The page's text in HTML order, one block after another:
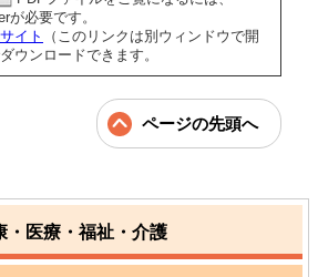
が必要です。
イト
（このリンクは別ウィンドウで開
ウンロードできます。
ページの先頭へ
・医療・福祉・介護